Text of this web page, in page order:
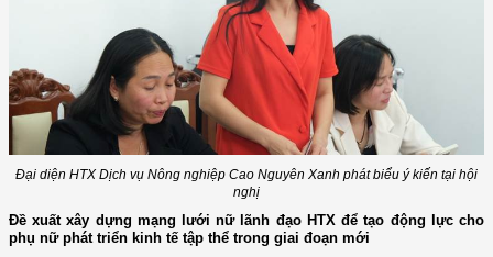
Đại diện HTX Dịch vụ Nông nghiệp Cao Nguyên Xanh phát biểu ý kiến tại hội
nghị
Đề xuất xây dựng mạng lưới nữ lãnh đạo HTX để tạo động lực cho
phụ nữ phát triển kinh tế tập thể trong giai đoạn mới